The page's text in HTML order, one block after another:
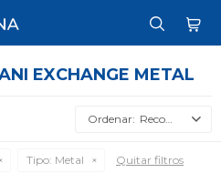
EXCHANGE METAL
Recomendados
Tipo: Metal Quitar filtros